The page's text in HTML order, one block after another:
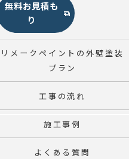
無料お見積も
り
リメークペイントの外壁塗装
プラン
工事の流れ
施工事例
よくある質問